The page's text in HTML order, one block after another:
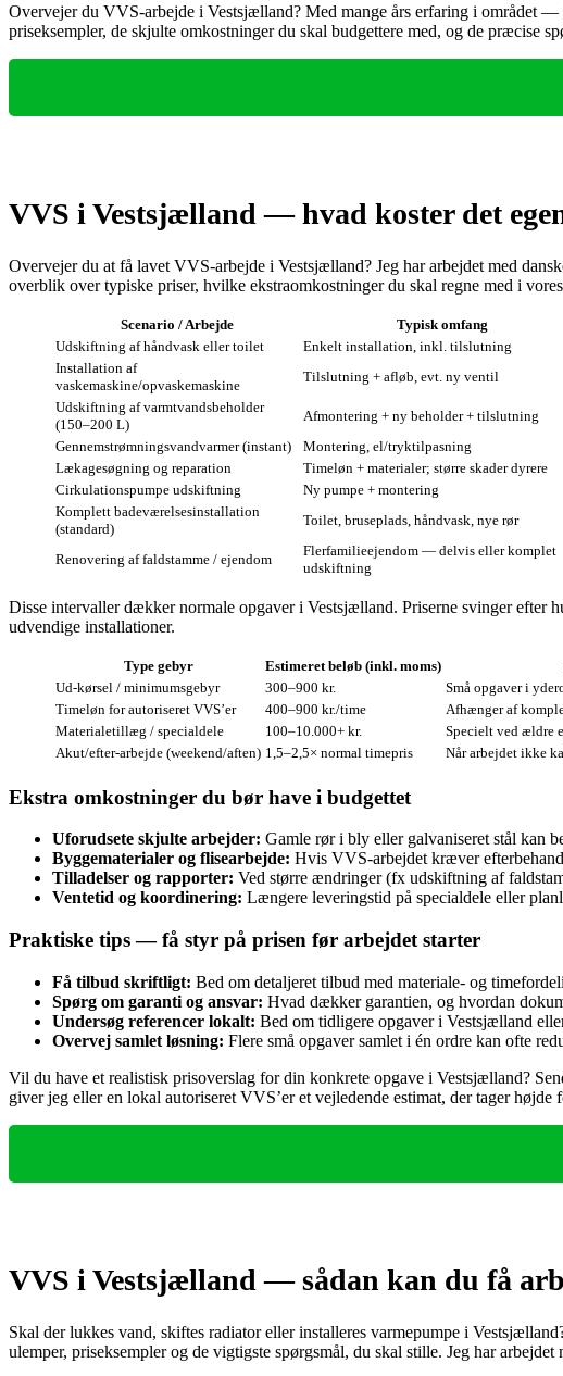
Overvejer du VVS‑arbejde i Vestsjælland? Med mange års erfaring i
priseksempler, de skjulte omkostninger du skal budgettere med, og de præcise
VVS i Vestsjælland — hvad koster det
Overvejer du at få lavet VVS-arbejde i Vestsjælland? Jeg har arbejdet med
overblik over typiske priser, hvilke ekstraomkostninger du skal regne med i
Scenario / Arbejde Typisk omfang
Udskiftning af håndvask eller toilet
Enkelt installation, inkl. tilslutning
Installation af
vaskemaskine/opvaskemaskine
Tilslutning + afløb, evt. ny ventil
Udskiftning af varmtvandsbeholder
(150–200 L)
Afmontering + ny beholder + tilslutning
Gennemstrømningsvandvarmer (instant)
Montering, el/tryktilpasning
Lækagesøgning og reparation
Timeløn + materialer; større skader dyrere
Cirkulationspumpe udskiftning
Ny pumpe + montering
Komplett badeværelsesinstallation
(standard)
Toilet, bruseplads, håndvask, nye rør
Renovering af faldstamme / ejendom
Flerfamilieejendom — delvis eller komplet
udskiftning
Disse intervaller dækker normale opgaver i Vestsjælland. Priserne svinger efter
udvendige installationer.
Type gebyr Estimeret beløb (inkl. moms)
Ud-kørsel / minimumsgebyr
300–900 kr.
Små opgaver i
Timeløn for autoriseret VVS’er
400–900 kr./time
Afhænger af
Materialetillæg / specialdele
100–10.000+ kr.
Specielt ved ældre
Akut/efter‑arbejde (weekend/aften) 1,5–2,5× normal timepris Når arbejdet ikke
Ekstra omkostninger du bør have i budgettet
Uforudsete skjulte arbejder: Gamle rør i bly eller galvaniseret stål kan
Byggematerialer og flisearbejde: Hvis VVS‑arbejdet kræver
Tilladelser og rapporter: Ved større ændringer (fx udskiftning af
Ventetid og koordinering: Længere leveringstid på specialdele eller
Praktiske tips — få styr på prisen før arbejdet starter
Få tilbud skriftligt: Bed om detaljeret tilbud med materiale‑ og
Spørg om garanti og ansvar: Hvad dækker garantien, og hvordan
Undersøg referencer lokalt: Bed om tidligere opgaver i Vestsjælland
Overvej samlet løsning: Flere små opgaver samlet i én ordre kan ofte
Vil du have et realistisk prisoverslag for din konkrete opgave i Vestsjælland?
giver jeg eller en lokal autoriseret VVS’er et vejledende estimat, der tager højde
VVS i Vestsjælland — sådan kan du få
Skal der lukkes vand, skiftes radiator eller installeres varmepumpe i
ulemper, priseksempler og de vigtigste spørgsmål, du skal stille. Jeg har